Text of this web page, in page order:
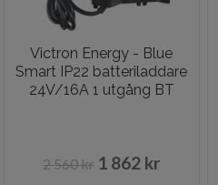
Victron Energy - Blue
Smart IP22 batteriladdare
24V/16A 1 utgång BT
2 560 kr 1 862 kr